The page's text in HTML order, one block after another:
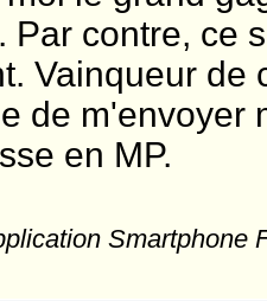
Par contre, ce
Vainqueur de
de m'envoyer
en MP.
Smartphone